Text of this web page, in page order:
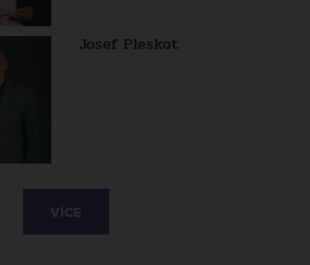
Josef Pleskot
VÍCE